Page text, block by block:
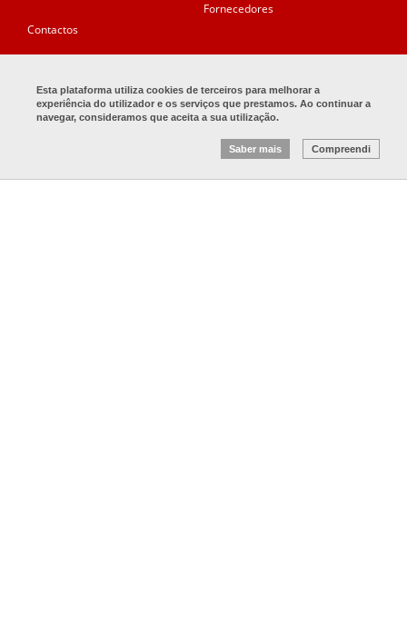
Esta plataforma utiliza cookies de terceiros para melhorar a
experiência do utilizador e os serviços que prestamos. Ao continuar a
navegar, consideramos que aceita a sua utilização.
Saber mais Compreendi
Fornecedores
Contactos
(+351) 244 575 150